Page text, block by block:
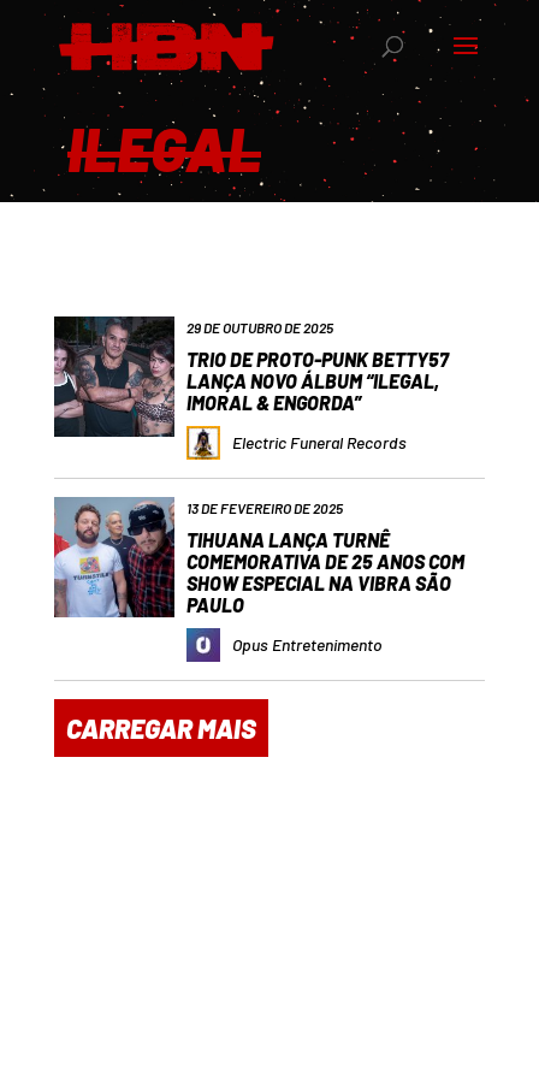
ILEGAL
29 DE OUTUBRO DE 2025
TRIO DE PROTO-PUNK BETTY57
LANÇA NOVO ÁLBUM “ILEGAL,
IMORAL & ENGORDA”
Electric Funeral Records
13 DE FEVEREIRO DE 2025
TIHUANA LANÇA TURNÊ
COMEMORATIVA DE 25 ANOS COM
SHOW ESPECIAL NA VIBRA SÃO
PAULO
Opus Entretenimento
CARREGAR MAIS